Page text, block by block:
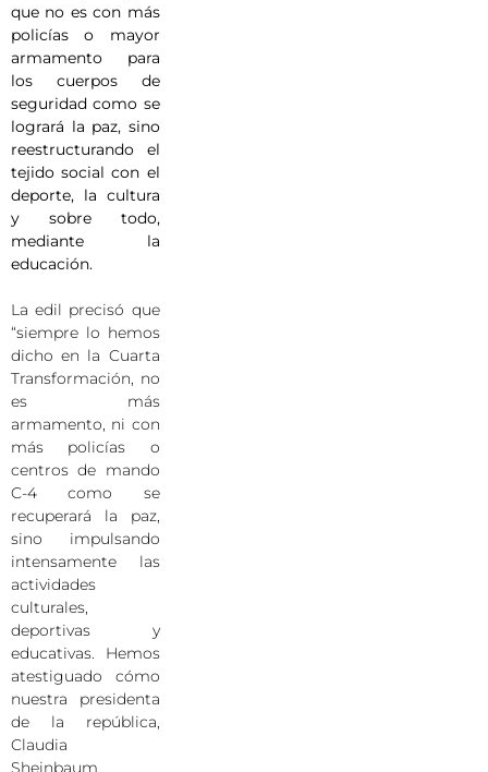
que no es con más
policías o mayor
armamento para
los cuerpos de
seguridad como se
logrará la paz, sino
reestructurando el
tejido social con el
deporte, la cultura
y sobre todo,
mediante la
educación.
La edil precisó que
“siempre lo hemos
dicho en la Cuarta
Transformación, no
es más
armamento, ni con
más policías o
centros de mando
C-4 como se
recuperará la paz,
sino impulsando
intensamente las
actividades
culturales,
deportivas y
educativas. Hemos
atestiguado cómo
nuestra presidenta
de la república,
Claudia
Sheinbaum,